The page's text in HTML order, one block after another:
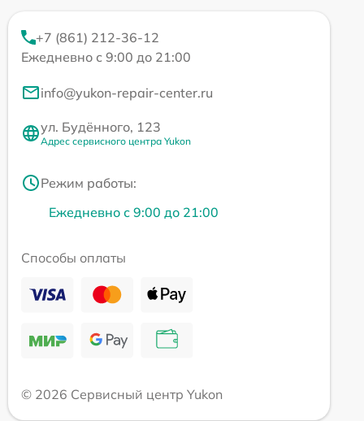
+7 (861) 212-36-12
Ежедневно с 9:00 до 21:00
info@yukon-repair-center.ru
ул. Будённого, 123
Адрес сервисного центра Yukon
Режим работы:
Ежедневно с 9:00 до 21:00
Способы оплаты
© 2026 Сервисный центр Yukon